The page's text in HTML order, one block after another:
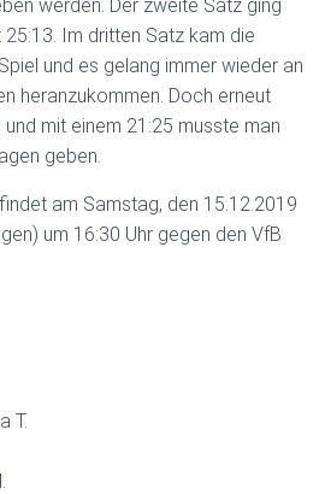
werden. Der zweite Satz ging
Im dritten Satz kam die
und es gelang immer wieder an
heranzukommen. Doch erneut
mit einem 21:25 musste man
geben.
am Samstag, den 15.12.2019
um 16:30 Uhr gegen den VfB
K., Ema T.
M.